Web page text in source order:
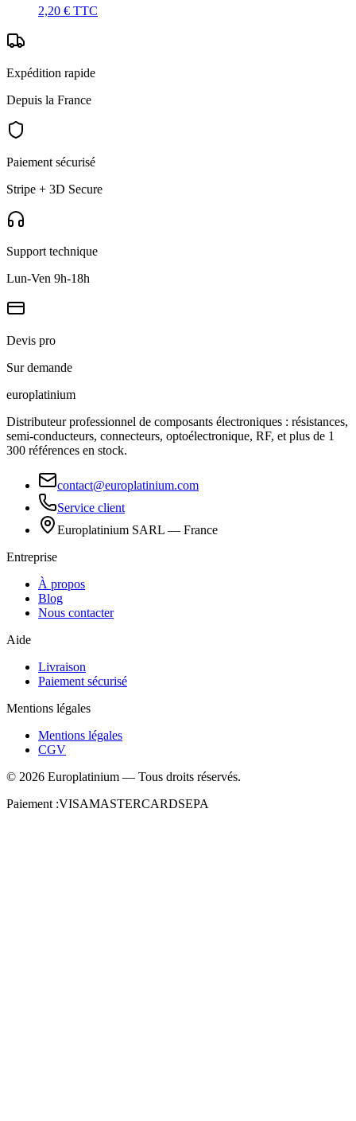
2,20 € TTC
Expédition rapide
Depuis la France
Paiement sécurisé
Stripe + 3D Secure
Support technique
Lun-Ven 9h-18h
Devis pro
Sur demande
europlatinium
Distributeur professionnel de composants électroniques : résistances,
semi-conducteurs, connecteurs, optoélectronique, RF, et plus de 1
300 références en stock.
contact@europlatinium.com
Service client
Europlatinium SARL — France
Entreprise
À propos
Blog
Nous contacter
Aide
Livraison
Paiement sécurisé
Mentions légales
Mentions légales
CGV
© 2026 Europlatinium — Tous droits réservés.
Paiement :VISAMASTERCARDSEPA